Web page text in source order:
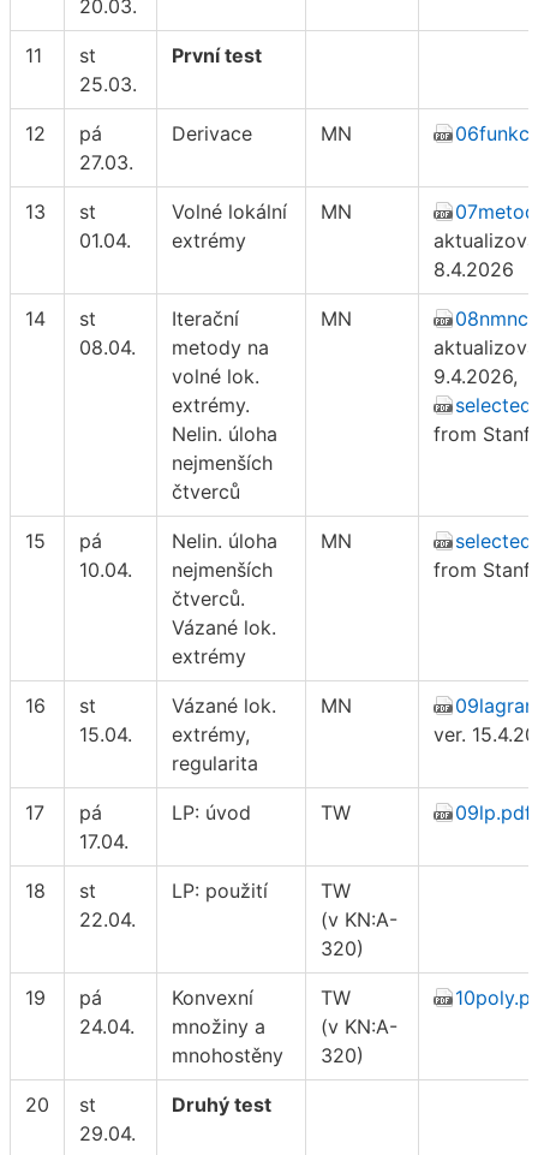
20.03.
11
st
25.03.
První test
12
pá
27.03.
Derivace MN
13
st
01.04.
Volné lokální
extrémy
MN
8.4.2026
14
st
08.04.
Iterační
metody na
volné lok.
extrémy.
Nelin. úloha
nejmenších
čtverců
MN
9.4.2026,
selected
from
15
pá
10.04.
Nelin. úloha
nejmenších
čtverců.
Vázané lok.
extrémy
MN
selected
from
16
st
15.04.
Vázané lok.
extrémy,
regularita
MN
ver.
17
pá
17.04.
LP: úvod TW 09lp.pdf
18
st
22.04.
LP: použití
TW
(v KN:A-
320)
19
pá
24.04.
Konvexní
množiny a
mnohostěny
TW
(v KN:A-
320)
20
st
29.04.
Druhý test